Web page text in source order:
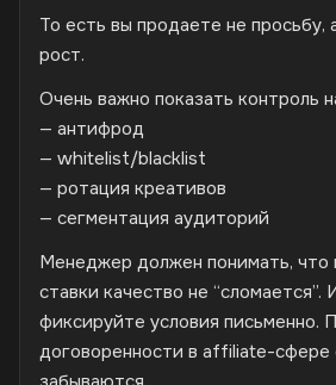
То есть вы продаете не просьбу,
рост.
Очень важно показать контроль
— антифрод
— whitelist/blacklist
— ротация креативов
— сегментация аудиторий
Менеджер должен понимать, что
ставки качество не “сломается”.
фиксируйте условия письменно.
договоренности в affiliate-сфере